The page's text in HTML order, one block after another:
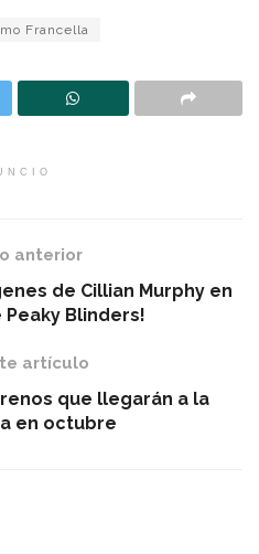
Francella
anterior
de Cillian Murphy en
Blinders!
artículo
que llegarán a la
en octubre